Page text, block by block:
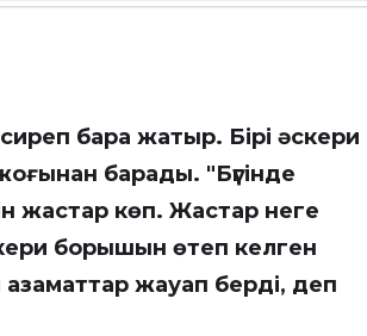
бара жатыр. Бірі әскери
барады. "Бүгінде
жастар көп. Жастар неге
борышын өтеп келген
жауап берді, деп